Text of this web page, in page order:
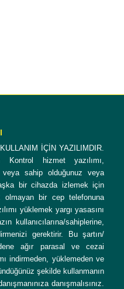
İÇİN YAZILIMDIR.
hizmet yazılımı,
veya sahip olduğunuz veya
bir cihazda izlemek için
olmayan bir cep telefonuna
yüklemek yargı yasasını
kullanıcılarına/sahiplerine,
gerektirir. Bu şartın/
ağır parasal ve cezai
indirmeden, yüklemeden ve
şekilde kullanmanın
danışmalısınız.